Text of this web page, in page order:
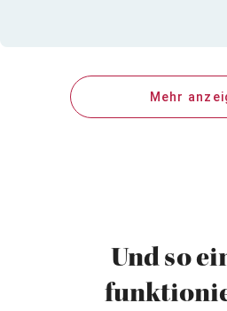
Mehr
Und so